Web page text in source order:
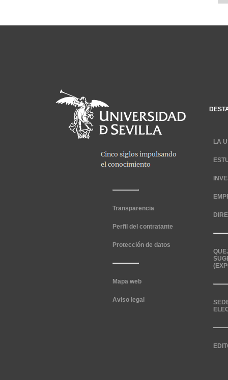
Transparencia
Perfil del contratante
Protección de datos
Mapa web
Aviso legal
LA